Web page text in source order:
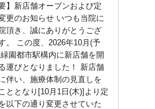
要】新店舗オープンおよび定
更のお知らせ いつも当院に
頂き、誠にありがとうござ
。 この度、2026年10月(予
園都市駅構内に新店舗を開
運びとなりました！ 新店舗
伴い、施療体制の見直しを
ととなり[10月1日(木)]より定
以下の通り変更させていた